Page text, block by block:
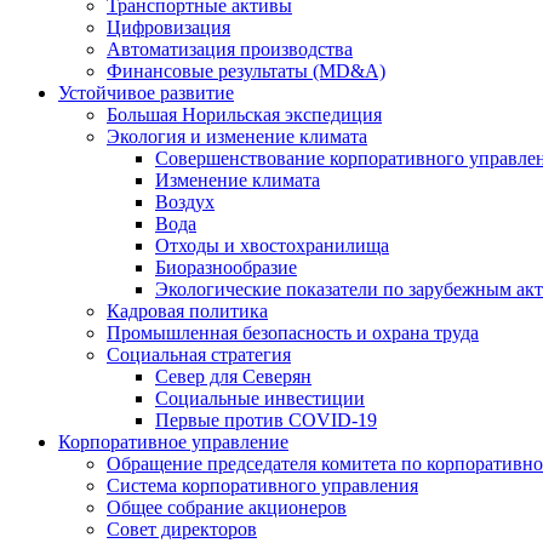
Транспортные активы
Цифровизация
Автоматизация производства
Финансовые результаты (MD&A)
Устойчивое развитие
Большая Норильская экспедиция
Экология и изменение климата
Совершенствование корпоративного
Изменение климата
Воздух
Вода
Отходы и хвостохранилища
Биоразнообразие
Экологические показатели по зарубежным
Кадровая политика
Промышленная безопасность и охрана труда
Социальная стратегия
Север для Северян
Социальные инвестиции
Первые против COVID‑19
Корпоративное управление
Обращение председателя комитета по
Система корпоративного управления
Общее собрание акционеров
Совет директоров